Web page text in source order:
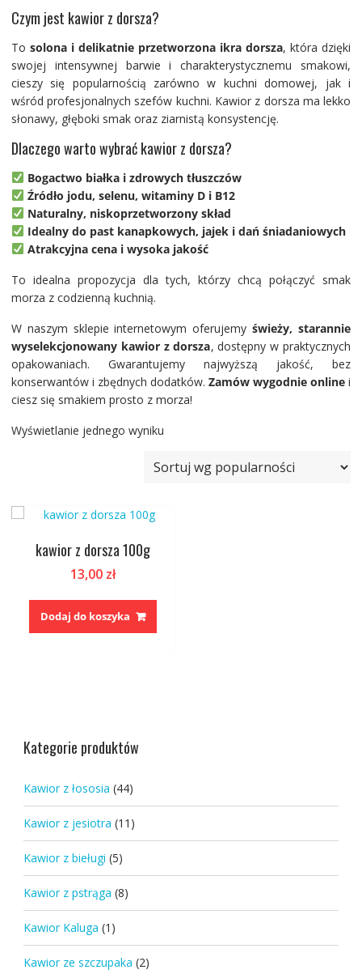
Czym jest kawior z dorsza?
To solona i delikatnie przetworzona ikra dorsza, która dzięki
swojej intensywnej barwie i charakterystycznemu smakowi,
cieszy się popularnością zarówno w kuchni domowej, jak i
wśród profesjonalnych szefów kuchni. Kawior z dorsza ma lekko
słonawy, głęboki smak oraz ziarnistą konsystencję.
Dlaczego warto wybrać kawior z dorsza?
Bogactwo białka i zdrowych tłuszczów
Źródło jodu, selenu, witaminy D i B12
Naturalny, niskoprzetworzony skład
Idealny do past kanapkowych, jajek i dań śniadaniowych
Atrakcyjna cena i wysoka jakość
To idealna propozycja dla tych, którzy chcą połączyć smak
morza z codzienną kuchnią.
W naszym sklepie internetowym oferujemyświeży, starannie
wyselekcjonowany kawior z dorsza, dostępny w praktycznych
opakowaniach. Gwarantujemy najwyższą jakość, bez
konserwantów i zbędnych dodatków. Zamów wygodnie online i
ciesz się smakiem prosto z morza!
Wyświetlanie jednego wyniku
kawior z dorsza 100g
13,00 zł
Dodaj do koszyka
Kategorie produktów
Kawior z łososia (44)
Kawior z jesiotra (11)
Kawior z bieługi (5)
Kawior z pstrąga (8)
Kawior Kaluga (1)
Kawior ze szczupaka (2)